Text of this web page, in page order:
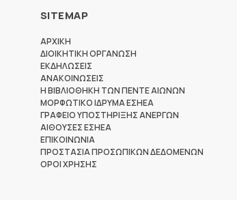
SITEMAP
ΑΡΧΙΚΗ
ΔΙΟΙΚΗΤΙΚΗ ΟΡΓΑΝΩΣΗ
ΕΚΔΗΛΩΣΕΙΣ
ΑΝΑΚΟΙΝΩΣΕΙΣ
Η ΒΙΒΛΙΟΘΗΚΗ ΤΩΝ ΠΕΝΤΕ ΑΙΩΝΩΝ
ΜΟΡΦΩΤΙΚΟ ΙΔΡΥΜΑ ΕΣΗΕΑ
ΓΡΑΦΕΙΟ ΥΠΟΣΤΗΡΙΞΗΣ ΑΝΕΡΓΩΝ
ΑΙΘΟΥΣΕΣ ΕΣΗΕΑ
ΕΠΙΚΟΙΝΩΝΙΑ
ΠΡΟΣΤΑΣΙΑ ΠΡΟΣΩΠΙΚΩΝ ΔΕΔΟΜΕΝΩΝ
ΟΡΟΙ ΧΡΗΣΗΣ